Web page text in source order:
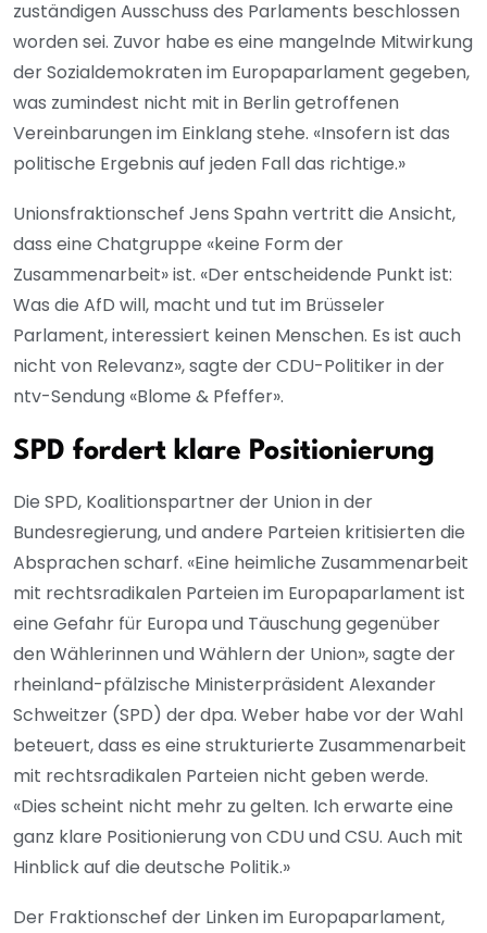
zuständigen Ausschuss des Parlaments beschlossen
worden sei. Zuvor habe es eine mangelnde Mitwirkung
der Sozialdemokraten im Europaparlament gegeben,
was zumindest nicht mit in Berlin getroffenen
Vereinbarungen im Einklang stehe. «Insofern ist das
politische Ergebnis auf jeden Fall das richtige.»
Unionsfraktionschef Jens Spahn vertritt die Ansicht,
dass eine Chatgruppe «keine Form der
Zusammenarbeit» ist. «Der entscheidende Punkt ist:
Was die AfD will, macht und tut im Brüsseler
Parlament, interessiert keinen Menschen. Es ist auch
nicht von Relevanz», sagte der CDU-Politiker in der
ntv-Sendung «Blome & Pfeffer».
SPD fordert klare Positionierung
Die SPD, Koalitionspartner der Union in der
Bundesregierung, und andere Parteien kritisierten die
Absprachen scharf. «Eine heimliche Zusammenarbeit
mit rechtsradikalen Parteien im Europaparlament ist
eine Gefahr für Europa und Täuschung gegenüber
den Wählerinnen und Wählern der Union», sagte der
rheinland-pfälzische Ministerpräsident Alexander
Schweitzer (SPD) der dpa. Weber habe vor der Wahl
beteuert, dass es eine strukturierte Zusammenarbeit
mit rechtsradikalen Parteien nicht geben werde.
«Dies scheint nicht mehr zu gelten. Ich erwarte eine
ganz klare Positionierung von CDU und CSU. Auch mit
Hinblick auf die deutsche Politik.»
Der Fraktionschef der Linken im Europaparlament,